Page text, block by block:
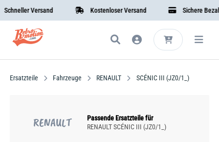
Versand Kostenloser Versand Sichere
Ersatzteile Fahrzeuge RENAULT SCÉNIC III (JZ0/1_)
RENAULT
Passende Ersatzteile für
RENAULT SCÉNIC III (JZ0/1_)